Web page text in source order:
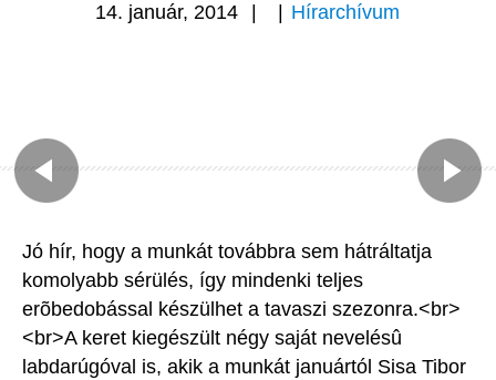
14. január, 2014 Hírarchívum
Jó hír, hogy a munkát továbbra sem hátráltatja
komolyabb sérülés, így mindenki teljes
erõbedobással készülhet a tavaszi szezonra.<br>
<br>A keret kiegészült négy saját nevelésû
labdarúgóval is, akik a munkát januártól Sisa Tibor